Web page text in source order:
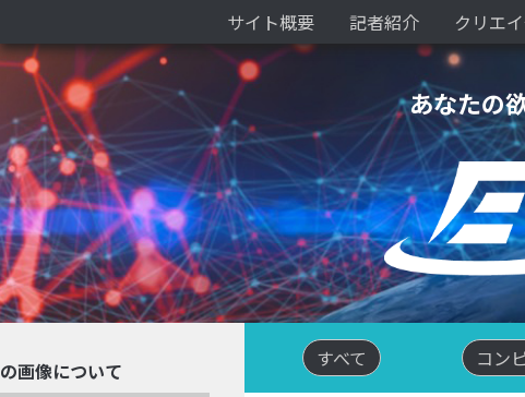
サイト概要 記者紹介 クリエ
あなたの
すべて コン
画像について